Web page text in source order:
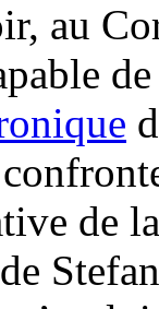
au
de